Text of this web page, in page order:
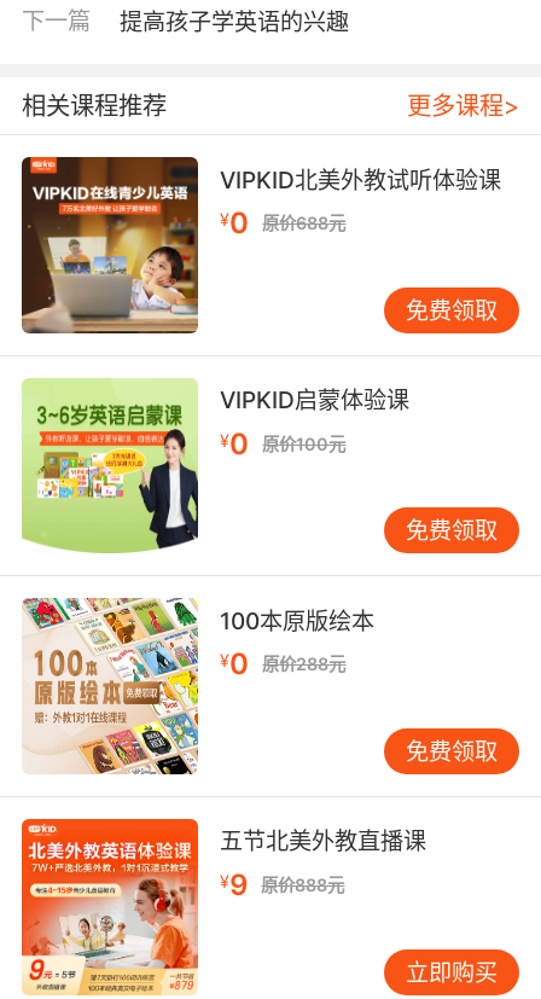
在数字时代，合理利用优质英语学习APP、互动
电子书或教育视频是不错的选择。家长需把控内
或纪录片，观后交流讨论，既能学习语言，也能
促进亲子互动。 建立积极的反馈机制。孩子需要
成就感来维持动力。反馈不必是物质奖励，真诚
的认可更重要。当孩子尝试用英语表达时，即使
有误，也应先肯定其勇气，再温和纠正。避免使
用“你又错了”等否定言辞。可以制作“英语成就
墙”，记录每日学会的新词、唱完的歌曲等小进
步，视觉化的成长记录能有效激励孩子。 将英语
与孩子的兴趣爱好结合。每个孩子都有热衷的领
域，如恐龙、太空或绘画。找到这些兴趣点，并
提供相应的英语资源。喜欢恐龙的孩子可以观看
英文恐龙纪录片，喜欢足球的则可以听英文赛事
解说。当英语成为探索兴趣的桥梁时，学习就变
成了自发行为。 家长的参与和示范作用不容忽
视。若家长自身回避英语，很难要求孩子热爱
它。家长无需水平很高，但应展现积极的学习态
度。可以和孩子一起看带字幕的英文电影、学唱
英文歌，或参加英语活动。当孩子看到家长也在
学习时，他会感到这是全家参与的有意义之事，
而非强加的任务。 保持耐心，尊重孩子的学习节
奏。每个孩子语言发展速度不同，有的开口早，
有的需要更长沉默期。切勿盲目与其他孩子比
较，或设定不切实际的目标。语言学习是渐进过
程，会有平台期与突破期。重要的是持续提供丰
富的语言输入，创造安全、鼓励的表达环境，相
信孩子会按照自己的步调进步。 定期调整策略也
很有必要。孩子的兴趣与成长阶段不断变化，学
习方法也需相应调整。家长应细心观察孩子的反
应，若某种方法效果不佳，便灵活尝试新方式。
下一篇 提高孩子学英语的兴趣
相关课程推荐 更多课程>
VIPKID北美外教试听体验课
¥0 原价688元
免费领取
VIPKID启蒙体验课
¥0 原价100元
免费领取
100本原版绘本
¥0 原价288元
免费领取
五节北美外教直播课
¥9 原价888元
立即购买